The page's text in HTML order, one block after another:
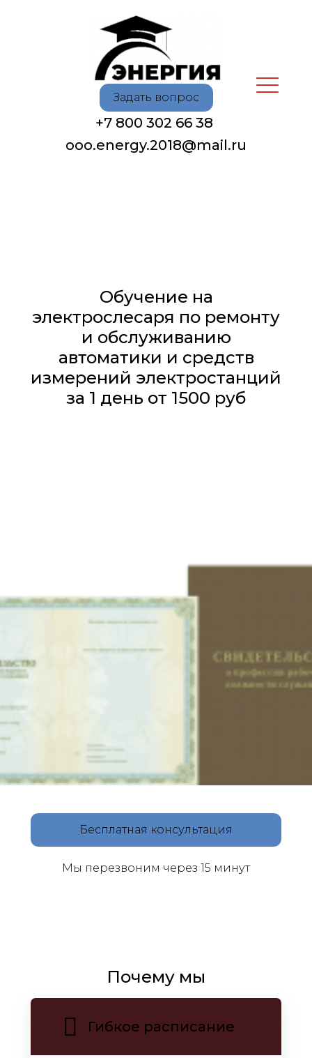
Задать вопрос
+7 800 302 66 38
oоo.energy.2018@mail.ru
Обучение на
электрослесаря по ремонту
и обслуживанию
автоматики и средств
измерений электростанций
​​​за 1 день от 1500 руб
Бесплатная консультация
Мы перезвоним через 15 минут
Почему мы
Гибкое расписание